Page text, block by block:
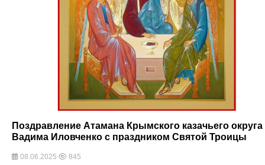
Поздравление Атамана Крымского казачьего округа
Вадима Иловченко с праздником Святой Троицы
08.06.2025 845